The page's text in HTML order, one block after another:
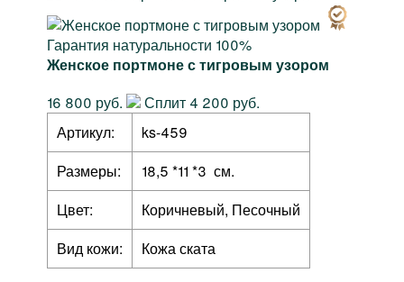
Гарантия натуральности 100%
Женское портмоне с тигровым узором
16 800 руб.
Сплит 4 200 руб.
Артикул:
ks-459
Размеры:
18,5 *11 *3 см.
Цвет:
Коричневый, Песочный
Вид кожи:
Кожа ската